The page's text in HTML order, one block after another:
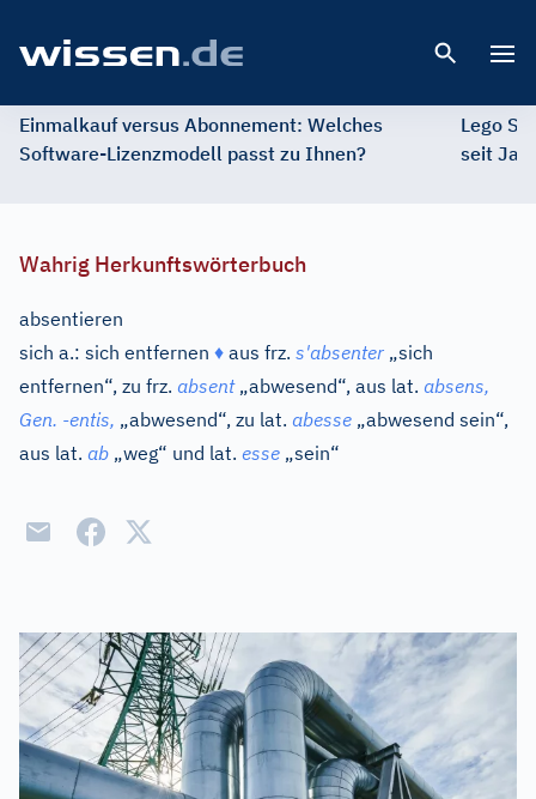
Einmalkauf versus Abonnement: Welches
Software-Lizenzmodell passt zu Ihnen?
Lego
seit
Wahrig Herkunftswörterbuch
absentieren
sich a.: sich entfernen ♦ aus frz. s'absenter „sich
entfernen“, zu frz. absent„abwesend“, aus lat. absens,
Gen. -entis, „abwesend“, zu lat. abesse „abwesend sein“,
aus lat. ab „weg“ und lat. esse „sein“